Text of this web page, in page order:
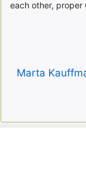
each other, proper
Marta